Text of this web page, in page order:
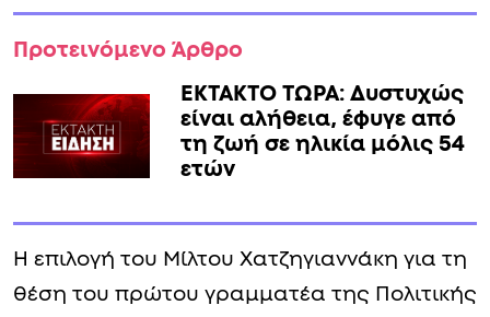
Προτεινόμενο Άρθρο
ΕΚΤΑΚΤΟ ΤΩΡΑ: Δυστυχώς
είναι αλήθεια, έφυγε από
τη ζωή σε ηλικία μόλις 54
ετών
Η επιλογή του Μίλτου Χατζηγιαννάκη για τη
θέση του πρώτου γραμματέα της Πολιτικής